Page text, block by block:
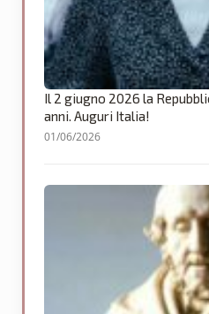
Il 2 giugno 2026 la
anni. Auguri Italia!
01/06/2026